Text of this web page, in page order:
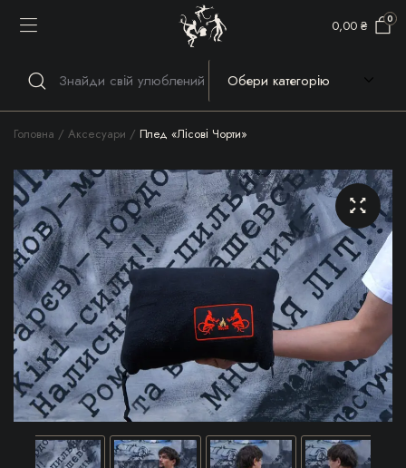
0,00 ₴ 0
Головна Аксесуари Плед «Лісові Чорти»